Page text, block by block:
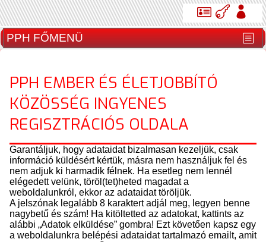
PPH EMBER ÉS ÉLETJOBBÍTÓ
KÖZÖSSÉG INGYENES
REGISZTRÁCIÓS OLDALA
Garantáljuk, hogy adataidat bizalmasan kezeljük, csak
információ küldésért kértük, másra nem használjuk fel és
nem adjuk ki harmadik félnek. Ha esetleg nem lennél
elégedett velünk, töröl(tet)heted magadat a
weboldalunkról, ekkor az adataidat töröljük.
A jelszónak legalább 8 karaktert adjál meg, legyen benne
nagybetű és szám! Ha kitöltetted az adatokat, kattints az
alábbi „Adatok elküldése” gombra! Ezt követően kapsz egy
a weboldalunkra belépési adataidat tartalmazó emailt, amit